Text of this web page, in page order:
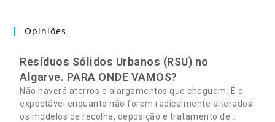
Opiniões
Resíduos Sólidos Urbanos (RSU) no
Algarve. PARA ONDE VAMOS?
Não haverá aterros e alargamentos que cheguem. É o
expectável enquanto não forem radicalmente alterados
os modelos de recolha, deposição e tratamento de